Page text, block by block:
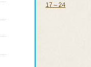
17～24